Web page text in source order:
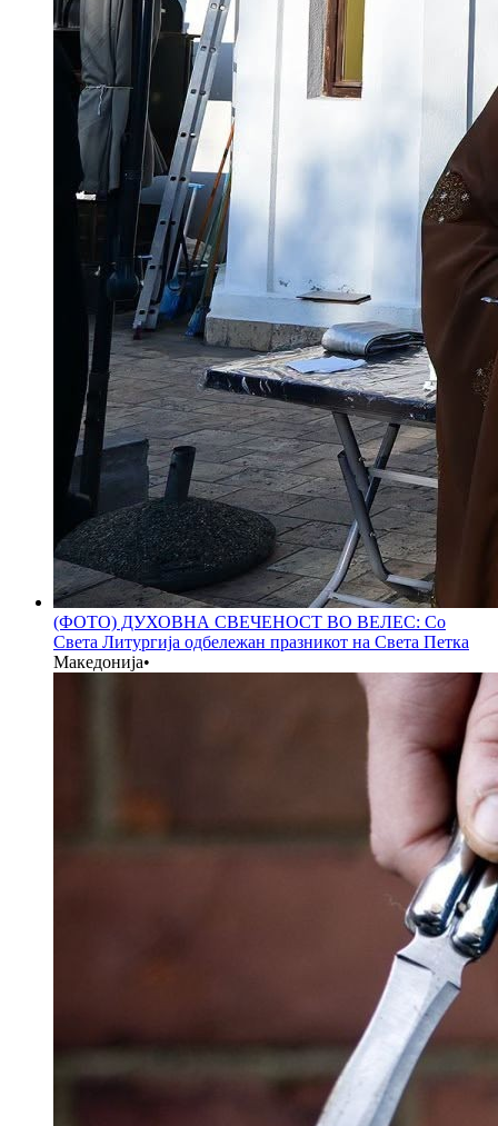
(ФОТО) ДУХОВНА СВЕЧЕНОСТ ВО ВЕЛЕС: Со
Света Литургија одбележан празникот на Света Петка
Македонија•